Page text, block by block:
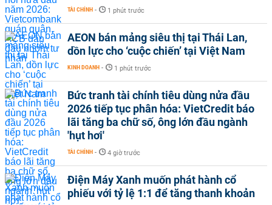
TÀI CHÍNH - 1 phút trước
AEON bán mảng siêu thị tại Thái Lan,
dồn lực cho ‘cuộc chiến’ tại Việt Nam
KINH DOANH - 1 phút trước
Bức tranh tài chính tiêu dùng nửa đầu
2026 tiếp tục phân hóa: VietCredit báo
lãi tăng ba chữ số, ông lớn đầu ngành
'hụt hơi'
TÀI CHÍNH - 4 giờ trước
Điện Máy Xanh muốn phát hành cổ
phiếu với tỷ lệ 1:1 để tăng thanh khoản